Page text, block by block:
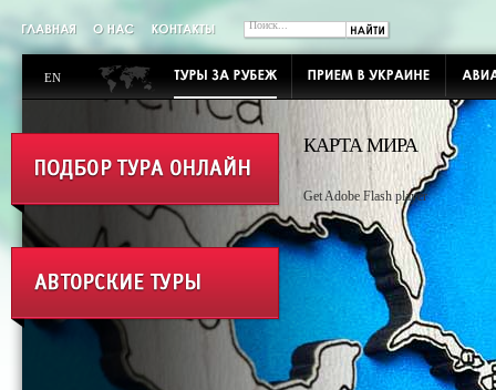
EN
КАРТА МИРА
Get Adobe Flash player